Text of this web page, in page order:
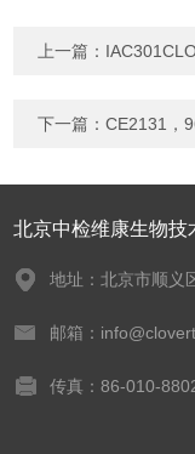
上一篇：
下一篇：CE2131，
北京中检维康生物技
地址：北京市顺义
邮箱：
传真：86-010-